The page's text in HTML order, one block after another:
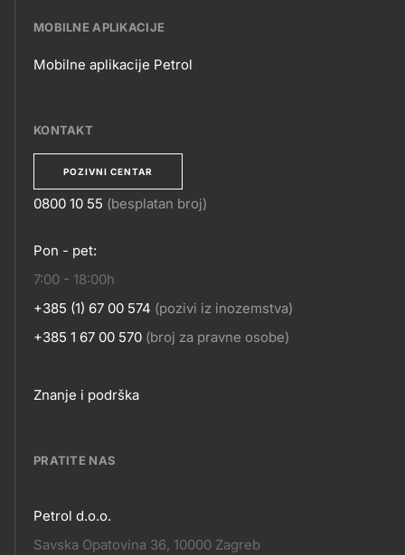
POSLOVANJE
MOBILNE APLIKACIJE
APLIKACIJE
Mobilne aplikacije Petrol
KONTAKT
POZIVNI CENTAR
KONTAKT
0800 10 55 (besplatan broj)
Pon - pet:
7:00 - 18:00h
+385 (1) 67 00 574 (pozivi iz inozemstva)
+385 1 67 00 570 (broj za pravne osobe)
Footer
Znanje i podrška
PRATITE NAS
Pratite
Petrol d.o.o.
Savska Opatovina 36, 10000 Zagreb